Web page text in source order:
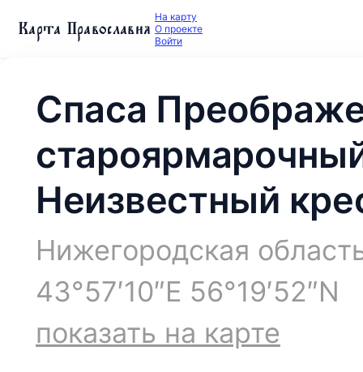
Карта Православия На карту
О проекте
Войти
Спаса
Неизвестный
Нижегородская
43°57′10″E 56°19′52″N
показать на карте